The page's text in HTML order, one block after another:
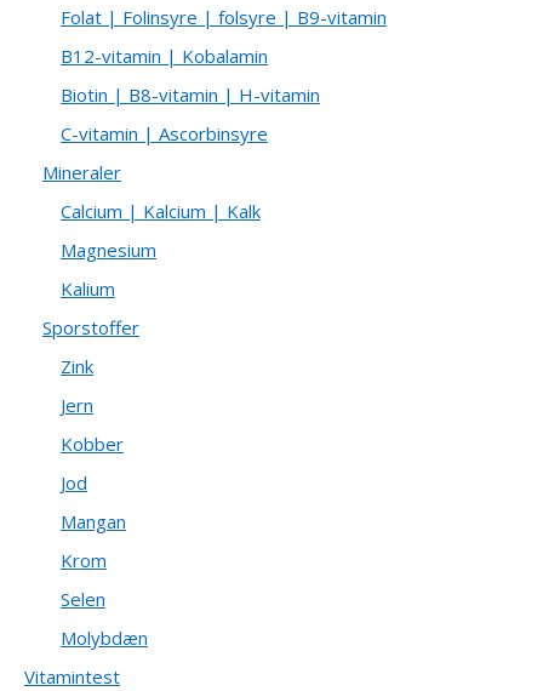
Folat | Folinsyre | folsyre | B9-vitamin
B12-vitamin | Kobalamin
Biotin | B8-vitamin | H-vitamin
C-vitamin | Ascorbinsyre
Mineraler
Calcium | Kalcium | Kalk
Magnesium
Kalium
Sporstoffer
Zink
Jern
Kobber
Jod
Mangan
Krom
Selen
Molybdæn
Vitamintest